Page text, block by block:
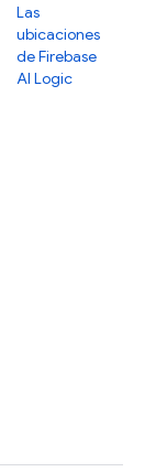
Las
ubicaciones
deFirebase
AI Logic